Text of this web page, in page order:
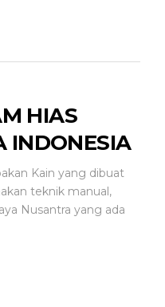
HIAS
INDONESIA
Kain yang dibuat
teknik manual,
Nusantra yang ada